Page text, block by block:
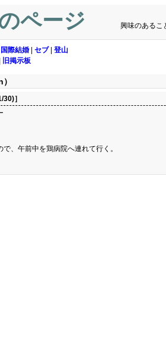
ページ 興味のあるこ
国際結婚 セブ| 登山
旧掲示板
30)］
、午前中を鶏病院へ連れて行く。